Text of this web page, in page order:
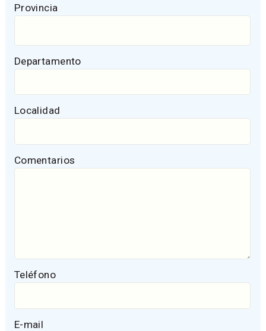
Provincia
Departamento
Localidad
Comentarios
Teléfono
E-mail